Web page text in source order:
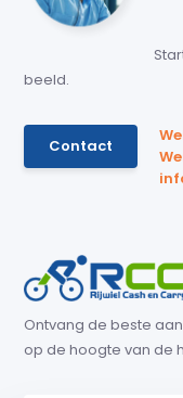
beeld.
Contact
Ontvang de beste
op de hoogte van de